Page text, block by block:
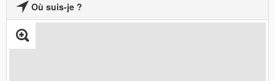
Où suis-je ?